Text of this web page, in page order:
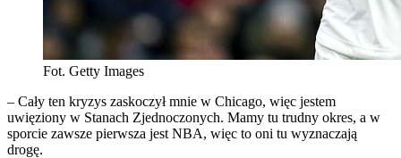
Fot. Getty Images
– Cały ten kryzys zaskoczył mnie w Chicago, więc jestem
uwięziony w Stanach Zjednoczonych. Mamy tu trudny okres, a w
sporcie zawsze pierwsza jest NBA, więc to oni tu wyznaczają
drogę.